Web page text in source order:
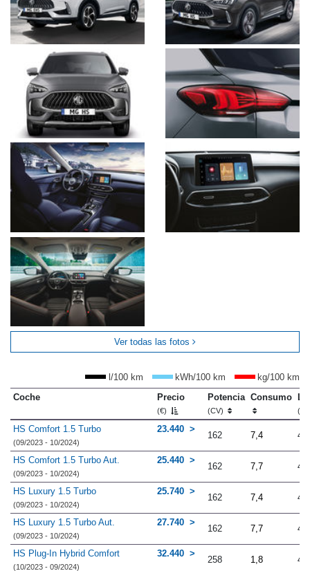
Ver todas las fotos
l/100 km kWh/100 km
kg/100 km
Coche
Precio
(€)
Potencia
(CV)
Consumo
HS Comfort 1.5 Turbo
(09/2023 - 10/2024)
23.440
162 7,4
HS Comfort 1.5 Turbo Aut.
(09/2023 - 10/2024)
25.440
162 7,7
HS Luxury 1.5 Turbo
(09/2023 - 10/2024)
25.740
162 7,4
HS Luxury 1.5 Turbo Aut.
(09/2023 - 10/2024)
27.740
162 7,7
HS Plug-In Hybrid Comfort
(10/2023 - 09/2024)
32.440
258 1,8